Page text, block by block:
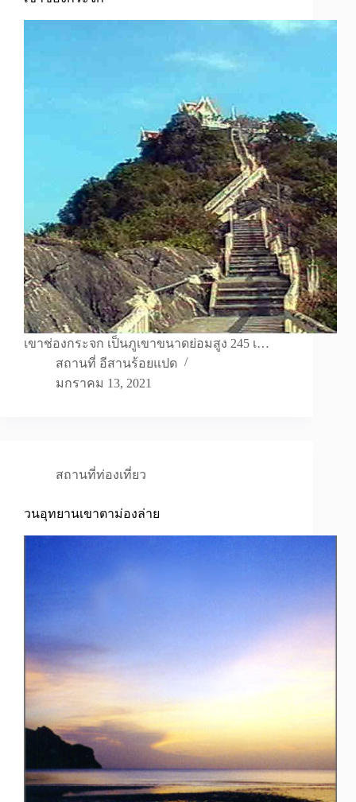
เขาช่องกระจก เป็นภูเขาขนาดย่อมสูง 245 เ…
สถานที่ อีสานร้อยแปด
มกราคม 13, 2021
สถานที่ท่องเที่ยว
วนอุทยานเขาตาม่องล่าย